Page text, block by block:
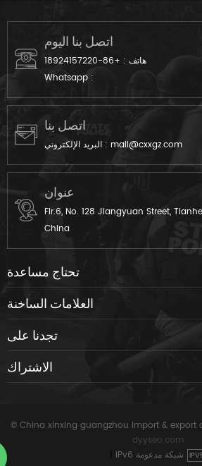
اتصل بنا اليوم
هاتف : +86-18924157220
Whatsapp :
اتصل بنا
البريد الإلكتروني : mail@cxxgz.com
عنوان
Flr.6, No. 128 Jiangyuan Street,
China
تحتاج مساعدة
العلامات الساخنة
تجدنا على
الاشتراك
dyyseo.com
IPv6 شبكة مدعومة